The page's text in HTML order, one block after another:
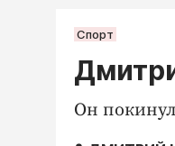
Спорт
Он